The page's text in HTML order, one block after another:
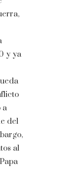
y ya
a
del
al